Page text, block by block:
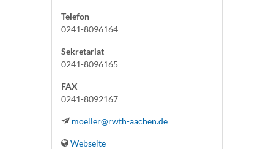
Telefon
0241-8096164
Sekretariat
0241-8096165
FAX
0241-8092167
moeller@rwth-aachen.de
Webseite